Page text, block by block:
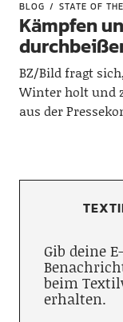
BLOG STATE OF
Kämpfen
BZ/Bild fragt
Winter holt und
aus der
Gib deine
beim
erhalten.